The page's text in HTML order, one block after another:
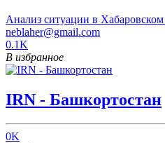
Анализ ситуации в Хабаровском
neblaher@gmail.com
0.1K
В избранное
IRN - Башкортостан
0K